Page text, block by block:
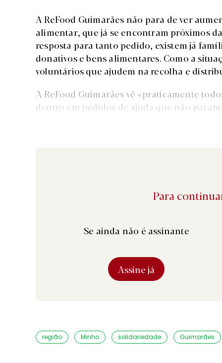
A ReFood Guimarães não para de ver
alimentar, que já se encontram próximos
resposta para tanto pedido, existem já
donativos e bens alimentares. Como a
voluntários que ajudem na recolha e
A ReFood Guimarães vê «praticamente
dentro em pedidos de ajuda que não
Para
Se ainda não é assinante
Assine já
região Minho solidariedade Guimarães